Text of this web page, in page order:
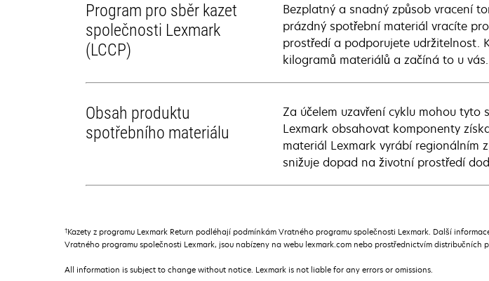
Program pro sběr kazet
společnosti Lexmark
(LCCP)
Bezplatný a snadný způsob vracení
prázdný spotřební materiál vracíte
prostředí a podporujete udržitelnost.
kilogramů materiálů a začíná to u vás.
Obsah produktu
spotřebního materiálu
Za účelem uzavření cyklu mohou
Lexmark obsahovat komponenty
materiál Lexmark vyrábí regionálním
snižuje dopad na životní prostředí
†Kazety z programu Lexmark Return podléhají podmínkám Vratného programu společnosti Lexmark. Další
Vratného programu společnosti Lexmark, jsou nabízeny na webu lexmark.com nebo prostřednictvím distribučních
All information is subject to change without notice. Lexmark is not liable for any errors or omissions.